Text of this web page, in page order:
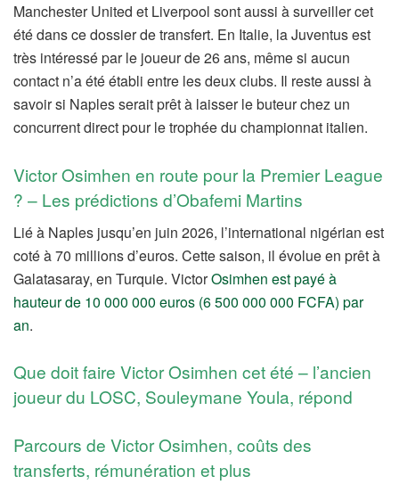
Manchester United et Liverpool sont aussi à surveiller cet
été dans ce dossier de transfert. En Italie, la Juventus est
très intéressé par le joueur de 26 ans, même si aucun
contact n’a été établi entre les deux clubs. Il reste aussi à
savoir si Naples serait prêt à laisser le buteur chez un
concurrent direct pour le trophée du championnat italien.
Victor Osimhen en route pour la Premier League
? – Les prédictions d’Obafemi Martins
Lié à Naples jusqu’en juin 2026, l’international nigérian est
coté à 70 millions d’euros. Cette saison, il évolue en prêt à
Galatasaray, en Turquie. VictorOsimhen est payé à
hauteur de 10 000 000 euros (6 500 000 000 FCFA) par
an.
Que doit faire Victor Osimhen cet été – l’ancien
joueur du LOSC, Souleymane Youla, répond
Parcours de Victor Osimhen, coûts des
transferts, rémunération et plus